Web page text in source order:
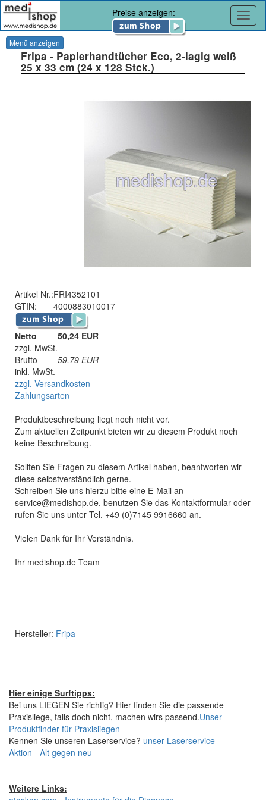
Preise anzeigen:
Menü anzeigen
Fripa - Papierhandtücher Eco, 2-lagig weiß
25 x 33 cm (24 x 128 Stck.)
Artikel Nr.:FRI4352101
GTIN:
4000883010017
Netto
50,24 EUR
zzgl. MwSt.
Brutto
59,79 EUR
inkl. MwSt.
zzgl. Versandkosten
Zahlungsarten
Produktbeschreibung liegt noch nicht vor.
Zum aktuellen Zeitpunkt bieten wir zu diesem Produkt noch
keine Beschreibung.
Sollten Sie Fragen zu diesem Artikel haben, beantworten wir
diese selbstverständlich gerne.
Schreiben Sie uns hierzu bitte eine E-Mail an
service@medishop.de, benutzen Sie das Kontaktformular oder
rufen Sie uns unter Tel. +49 (0)7145 9916660 an.
Vielen Dank für Ihr Verständnis.
Ihr medishop.de Team
Hersteller: Fripa
Hier einige Surftipps:
Bei uns LIEGEN Sie richtig? Hier finden Sie die passende
Praxisliege, falls doch nicht, machen wirs passend.Unser
Produktfinder für Praxisliegen
Kennen Sie unseren Laserservice? unser Laserservice
Aktion - Alt gegen neu
Weitere Links: